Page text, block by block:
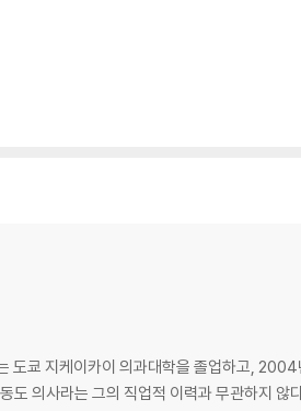
도쿄 지케이카이 의과대학을 졸업하고,
도 의사라는 그의 직업적 이력과 무관하지 않